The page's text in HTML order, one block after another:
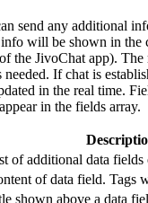
send any additional
will be shown in the
the JivoChat app). The
needed. If chat is
in the real time.
in the fields array.
of additional data fields
of data field. Tags
shown above a data